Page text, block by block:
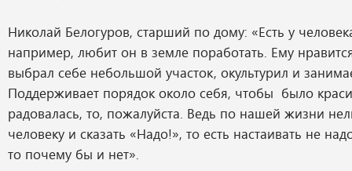
Николай Белогуров, старший по дому: «Есть у
например, любит он в земле поработать. Ему
выбрал себе небольшой участок, окультурил и
Поддерживает порядок около себя, чтобы было
радовалась, то, пожалуйста. Ведь по нашей жизни
человеку и сказать «Надо!», то есть настаивать не
то почему бы и нет».